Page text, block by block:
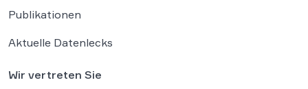
Publikationen
Aktuelle Datenlecks
Wir vertreten Sie